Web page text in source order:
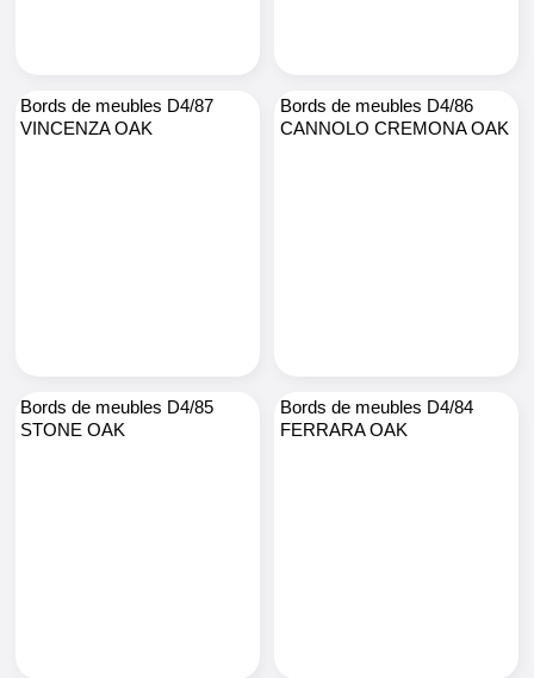
Bords de meubles D4/87
VINCENZA OAK
Bords de meubles D4/86
CANNOLO CREMONA OAK
Bords de meubles D4/85
STONE OAK
Bords de meubles D4/84
FERRARA OAK